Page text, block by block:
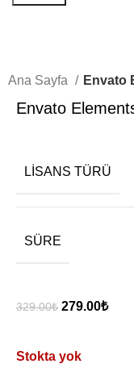
Ana Sayfa Envato
Envato
LISANS TÜRÜ
SÜRE
329.00₺ 279.00₺
Stokta yok